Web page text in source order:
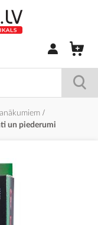
Pierakstīties/
un piederumi